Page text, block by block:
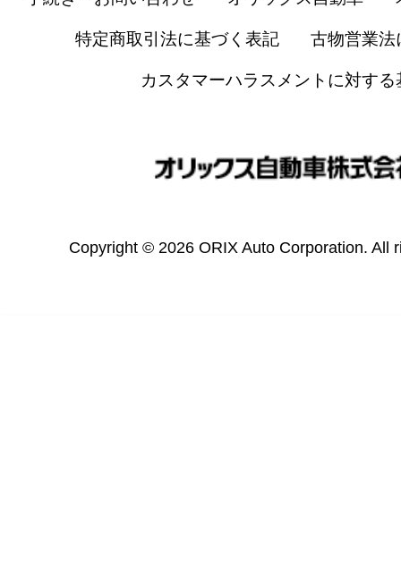
特定商取引法に基づく表記 古物営業法
カスタマーハラスメントに対する
Copyright © 2026 ORIX Auto Corporation. All